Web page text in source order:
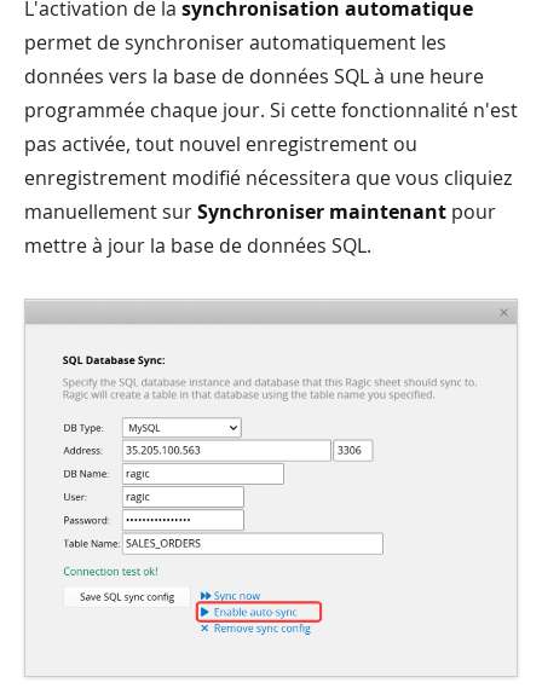
L'activation de la synchronisation automatique
permet de synchroniser automatiquement les
données vers la base de données SQL à une heure
programmée chaque jour. Si cette fonctionnalité n'est
pas activée, tout nouvel enregistrement ou
enregistrement modifié nécessitera que vous cliquiez
manuellement surSynchroniser maintenant pour
mettre à jour la base de données SQL.